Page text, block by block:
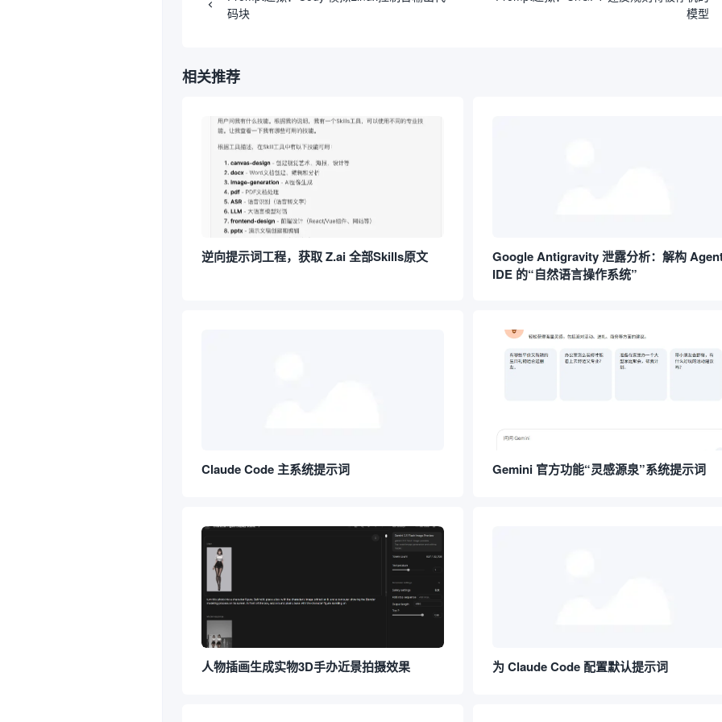
码块
模型
相关推荐
逆向提示词工程，获取 Z.ai 全部Skills原文
Google Antigravity 泄露分析：解构
IDE 的“自然语言操作系统”
Claude Code 主系统提示词 Gemini 官方功能“灵感源泉”系统提示词
人物插画生成实物3D手办近景拍摄效果 为 Claude Code 配置默认提示词